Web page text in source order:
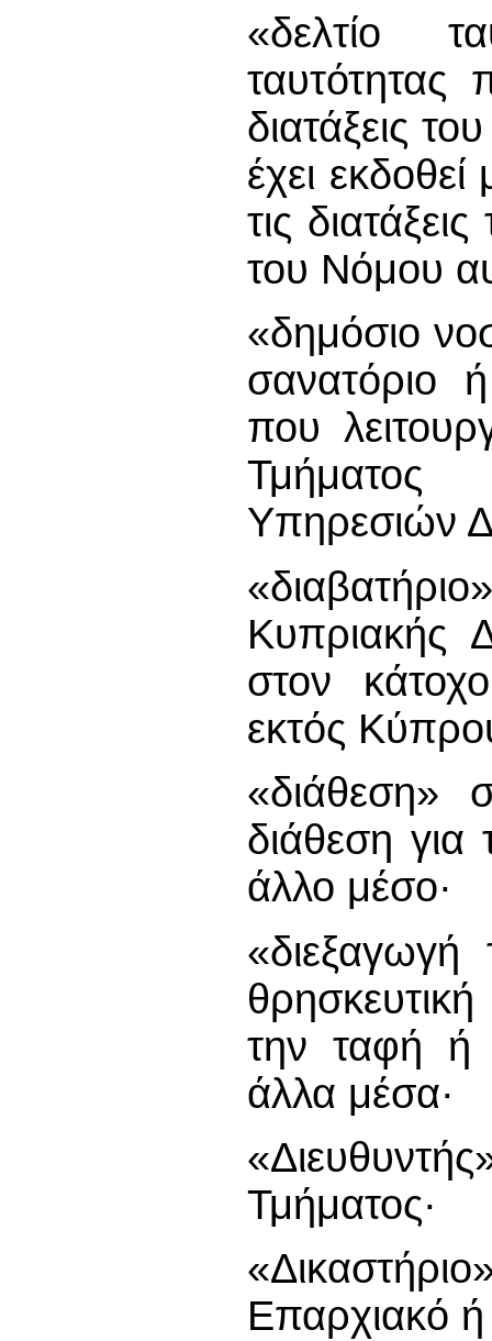
«δελτίο
ταυτότητας
διατάξεις
έχει
τις
του Νόμου
«δημόσιο
σανατόριο
που
Τμήματος
Υπηρεσιών
Κυπριακής
στον
εκτός
«διάθεση»
διάθεση
άλλο μέσο·
την ταφή ή
άλλα μέσα·
Τμήματος·
Επαρχιακό ή